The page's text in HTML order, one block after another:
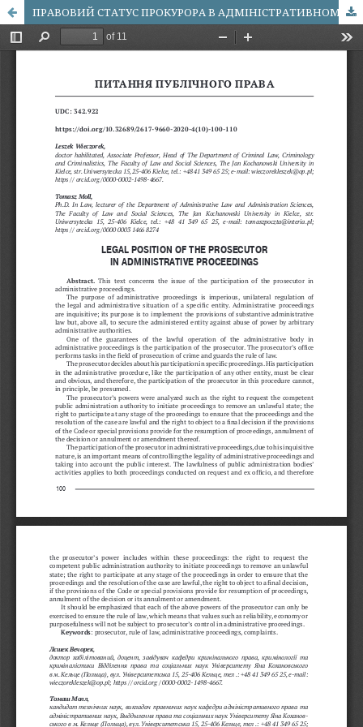
ПРАВОВИЙ СТАТУС ПРОКУРОРА В АДМІНІСТРАТИВНОМУ СУДОЧИНСТВІ